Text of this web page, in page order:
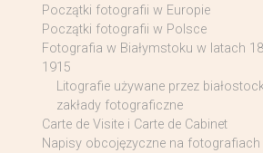
Początki fotografii w Europie
Początki fotografii w Polsce
Fotografia w Białymstoku w latach
1915
Litografie używane przez
zakłady fotograficzne
Carte de Visite i Carte de Cabinet
Napisy obcojęzyczne na fotografiach